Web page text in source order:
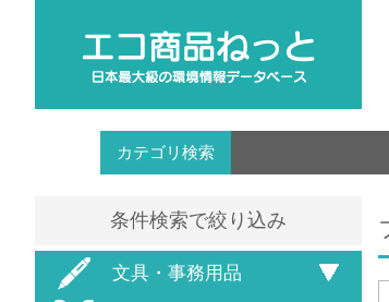
カテゴリ検索
条件検索で絞り込み
文具・事務用品